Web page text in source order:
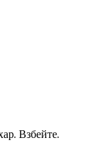
Взбейте.